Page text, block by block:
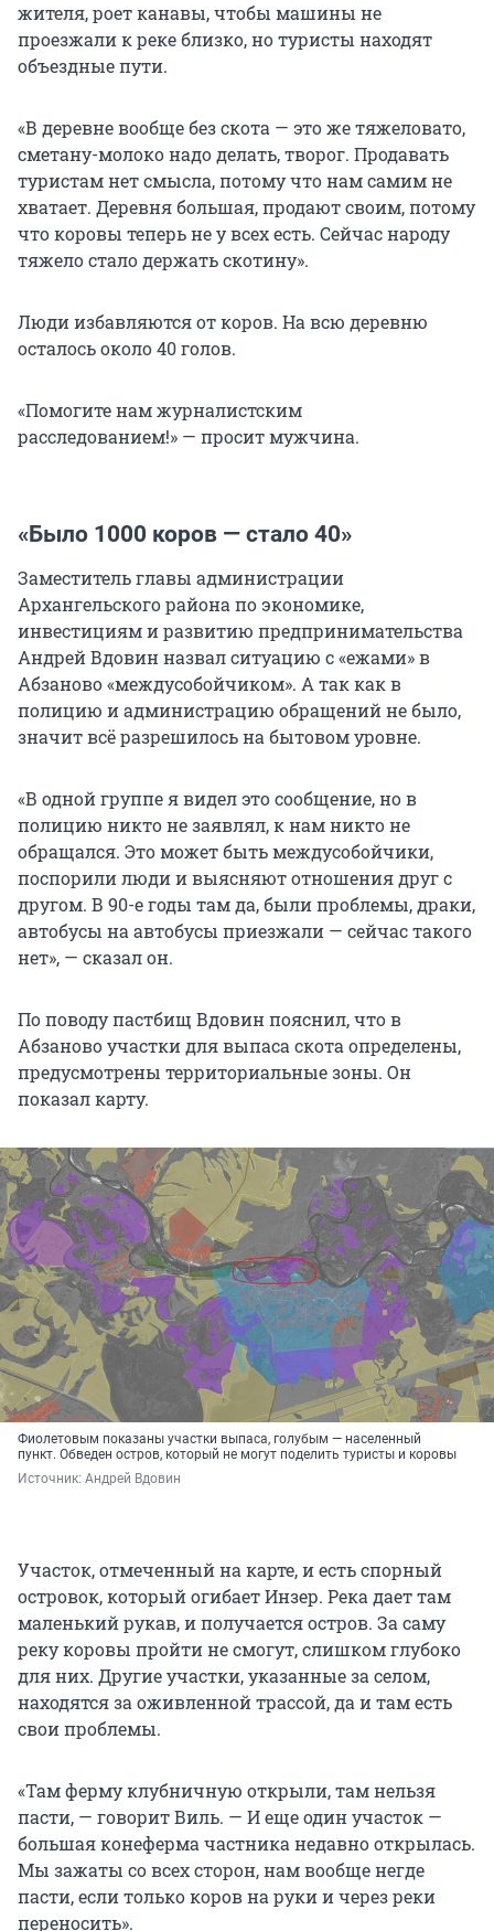
жителя, роет канавы, чтобы машины не
проезжали к реке близко, но туристы находят
объездные пути.
«В деревне вообще без скота — это же тяжеловато,
сметану-молоко надо делать, творог. Продавать
туристам нет смысла, потому что нам самим не
хватает. Деревня большая, продают своим, потому
что коровы теперь не у всех есть. Сейчас народу
тяжело стало держать скотину».
Люди избавляются от коров. На всю деревню
осталось около 40 голов.
«Помогите нам журналистским
расследованием!» — просит мужчина.
«Было 1000 коров — стало 40»
Заместитель главы администрации
Архангельского района по экономике,
инвестициям и развитию предпринимательства
Андрей Вдовин назвал ситуацию с «ежами» в
Абзаново «междусобойчиком». А так как в
полицию и администрацию обращений не было,
значит всё разрешилось на бытовом уровне.
«В одной группе я видел это сообщение, но в
полицию никто не заявлял, к нам никто не
обращался. Это может быть междусобойчики,
поспорили люди и выясняют отношения друг с
другом. В 90-е годы там да, были проблемы, драки,
автобусы на автобусы приезжали — сейчас такого
нет», — сказал он.
По поводу пастбищ Вдовин пояснил, что в
Абзаново участки для выпаса скота определены,
предусмотрены территориальные зоны. Он
показал карту.
Фиолетовым показаны участки выпаса, голубым — населенный
пункт. Обведен остров, который не могут поделить туристы и коровы
Источник: Андрей Вдовин
Участок, отмеченный на карте, и есть спорный
островок, который огибает Инзер. Река дает там
маленький рукав, и получается остров. За саму
реку коровы пройти не смогут, слишком глубоко
для них. Другие участки, указанные за селом,
находятся за оживленной трассой, да и там есть
свои проблемы.
«Там ферму клубничную открыли, там нельзя
пасти, — говорит Виль. — И еще один участок —
большая конеферма частника недавно открылась.
Мы зажаты со всех сторон, нам вообще негде
пасти, если только коров на руки и через реки
переносить».